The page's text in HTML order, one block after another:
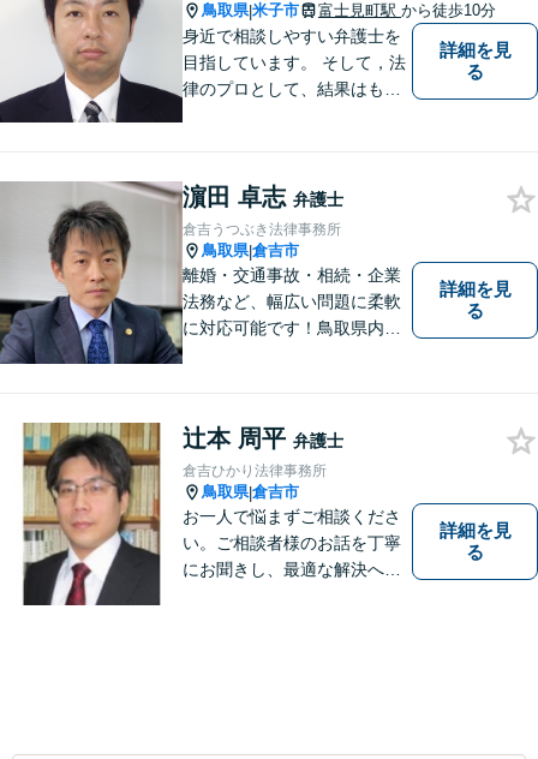
鳥取県|米子市 富士見町駅 から徒歩10分
身近で相談しやすい弁護士を
目指しています。 そして，法
律のプロとして、結果はもち
依頼者様の心を理解し，寄り
添いながら問題い解決のサポ
ートを心がけています。
詳細を見
る
濵田 卓志 弁護士
倉吉うつぶき法律事務所
鳥取県|倉吉市
離婚・交通事故・相続・企業
法務など、幅広い問題に柔軟
に対応可能です！鳥取県内の
ている方も、お気軽にご相談
ください！【駐車場有】
詳細を見
る
辻本 周平 弁護士
倉吉ひかり法律事務所
鳥取県|倉吉市
お一人で悩まずご相談くださ
い。ご相談者様のお話を丁寧
にお聞きし、最適な解決へと
詳細を見
る